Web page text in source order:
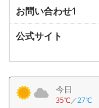
お問い合わせ1
公式サイト
今日
35℃／27℃